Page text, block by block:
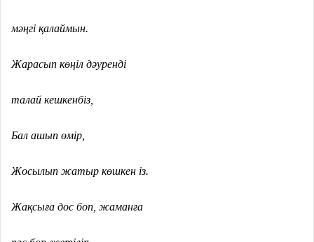
мәңгі қалаймын.
Жарасып көңіл дәуренді
талай кешкенбіз,
Бал ашып өмір,
Жосылып жатыр көшкен із.
Жақсыға дос боп, жаманға